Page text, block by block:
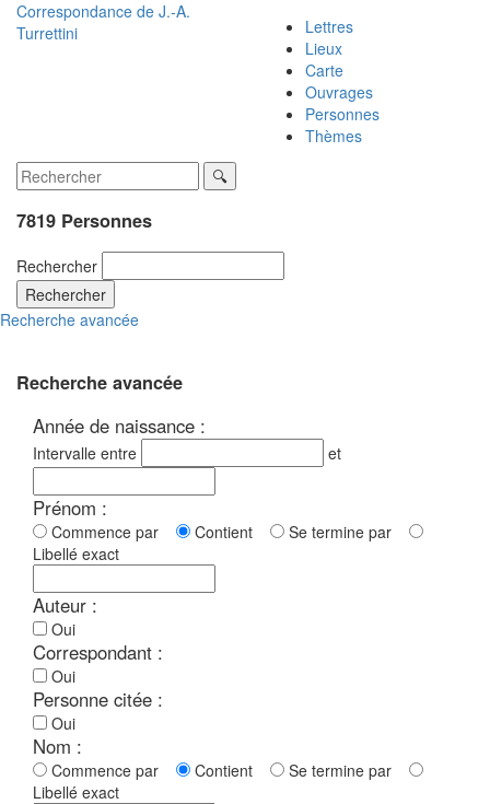
Correspondance de J.-A.
Turrettini
Lettres
Lieux
Carte
Ouvrages
Personnes
Thèmes
7819 Personnes
Rechercher
Rechercher
Recherche avancée
Recherche avancée
Année de naissance :
Intervalle entre et
Prénom :
Commence par Contient
Se termine par
Libellé exact
Auteur :
Oui
Correspondant :
Oui
Personne citée :
Oui
Nom :
Commence par Contient
Se termine par
Libellé exact